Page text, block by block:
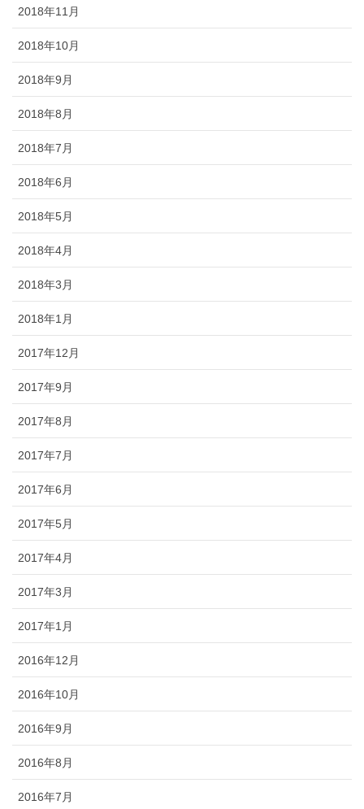
2018年11月
2018年10月
2018年9月
2018年8月
2018年7月
2018年6月
2018年5月
2018年4月
2018年3月
2018年1月
2017年12月
2017年9月
2017年8月
2017年7月
2017年6月
2017年5月
2017年4月
2017年3月
2017年1月
2016年12月
2016年10月
2016年9月
2016年8月
2016年7月